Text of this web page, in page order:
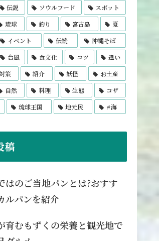
伝説 ソウルフード
スポット
琉球 釣り 宮古島
夏
イベント 伝統
沖縄そば
台風 食文化 コツ
違い
策 紹介 妖怪
お土産
自然 料理 生態
コザ
琉球王国 地元民 #海
稿
はのご当地パンとは?おすす
ルパンを紹介
育むもずくの栄養と観光地で